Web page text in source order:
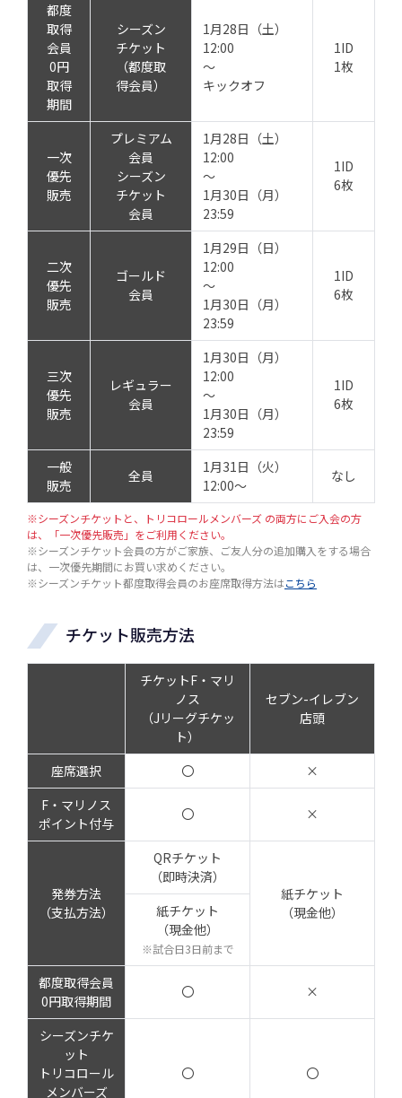
都度
取得
会員
0円
取得
期間
シーズン
チケット
（都度取
得会員）
1月28日（土）
12:00
～
キックオフ
1ID
1枚
一次
優先
販売
プレミアム
会員
シーズン
チケット
会員
1月28日（土）
12:00
～
1月30日（月）
23:59
1ID
6枚
二次
優先
販売
ゴールド
会員
1月29日（日）
12:00
～
1月30日（月）
23:59
1ID
6枚
三次
優先
販売
レギュラー
会員
1月30日（月）
12:00
～
1月30日（月）
23:59
1ID
6枚
一般
販売
全員
1月31日（火）
12:00～
なし
※シーズンチケットと、トリコロールメンバーズ の両方にご入会の方
は、「一次優先販売」をご利用ください。
※シーズンチケット会員の方がご家族、ご友人分の追加購入をする場合
は、一次優先期間にお買い求めください。
※シーズンチケット都度取得会員のお座席取得方法はこちら
チケット販売方法
チケットF・マリ
ノス
（Jリーグチケッ
ト）
セブン-イレブン
店頭
座席選択 〇
×
F・マリノス
ポイント付与
〇 ×
発券方法
（支払方法）
QRチケット
（即時決済）
紙チケット
（現金他）
紙チケット
（現金他）
※試合日3日前まで
都度取得会員
0円取得期間
〇 ×
シーズンチケ
ット
トリコロール
メンバーズ
〇 〇